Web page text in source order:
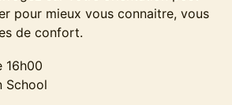
pour mieux vous connaitre, vous
de confort.
16h00
School